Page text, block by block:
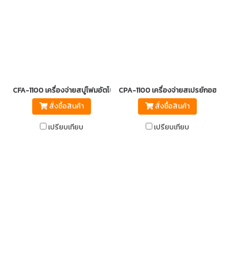
CFA-1100 เครื่องจ่ายสบู่โฟมอัตโนมัติ พร้อมขาตั้ง
สั่งซื้อสินค้า
เปรียบเทียบ
CPA-1100 เครื่องจ่ายสเปรย์กอฮอ
สั่งซื้อสินค้า
เปรียบเทียบ